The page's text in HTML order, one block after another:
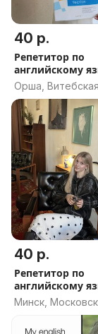
экзамену EPD
* подготовка к
немецкого языка.
*подготовка к
*медицинский
групповых,
материалы
только на
Оплата за 1
наилучшее
запрос
Татьяна
40 р.
Репетитор по
английскому
Орша,
40 р.
Репетитор по
английскому
ONLINE
Минск,